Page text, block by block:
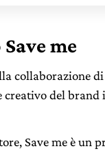
me
collaborazione
creativo del
Save me è un